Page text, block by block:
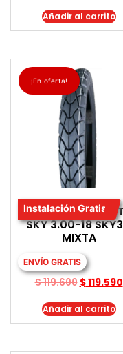
Añadir al carrito
¡En oferta!
Instalación Gratis
LLANTA PARA
SKY 3.00-18
MIXTA
ENVÍO GRATIS
$119.600 $119.590
Añadir al carrito